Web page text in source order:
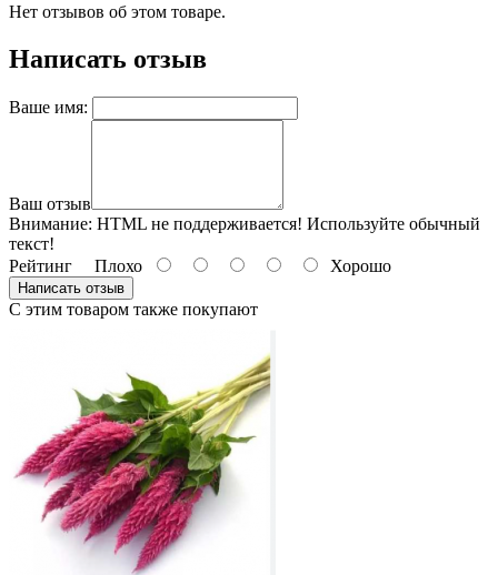
Нет отзывов об этом товаре.
Написать отзыв
Ваше имя:
Ваш отзыв
Внимание: HTML не поддерживается! Используйте обычный
текст!
Рейтинг Плохо Хорошо
Написать отзыв
С этим товаром также покупают